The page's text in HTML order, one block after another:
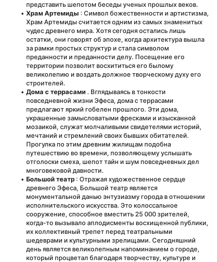
представить шепотом беседы ученых прошлых веков.
Храм Артемиды : Символ божественности и артистизма,
Храм Артемиды считается одним из самых знаменитых
чудес древнего мира. Хотя сегодня остались лишь
остатки, они говорят об эпохе, когда архитектура вышла
за рамки простых структур и стала символом
преданности и преданности делу. Посещение его
территории позволит восхититься его былому
великолепию и воздать должное творческому духу его
строителей.
Дома с террасами . Вглядываясь в тонкости
повседневной жизни Эфеса, дома с террасами
предлагают яркий гобелен прошлого. Эти дома,
украшенные замысловатыми фресками и изысканной
мозаикой, служат молчаливыми свидетелями историй,
мечтаний и стремлений своих бывших обитателей.
Прогулка по этим древним жилищам подобна
путешествию во времени, позволяющему услышать
отголоски смеха, шепот тайн и шум повседневных дел
многовековой давности.
Большой театр : Отражая художественное сердце
древнего Эфеса, Большой театр является
монументальной данью энтузиазму города в отношении
исполнительского искусства. Это колоссальное
сооружение, способное вместить 25 000 зрителей,
когда-то вызывало аплодисменты восхищенной публики,
их коллективный трепет перед театральными
шедеврами и культурными зрелищами. Сегодняшний
день является великолепным напоминанием о городе,
который процветал благодаря творчеству, культуре и